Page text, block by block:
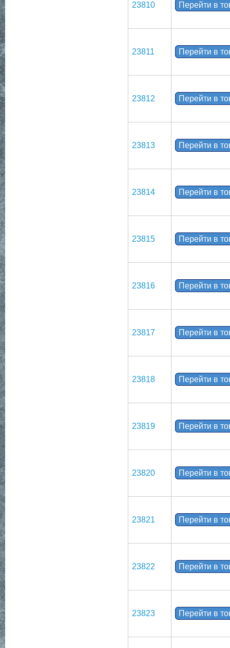
23810 Перейти в
23811 Перейти в
23812 Перейти в
23813 Перейти в
23814 Перейти в
23815 Перейти в
23816 Перейти в
23817 Перейти в
23818 Перейти в
23819 Перейти в
23820 Перейти в
23821 Перейти в
23822 Перейти в
23823 Перейти в